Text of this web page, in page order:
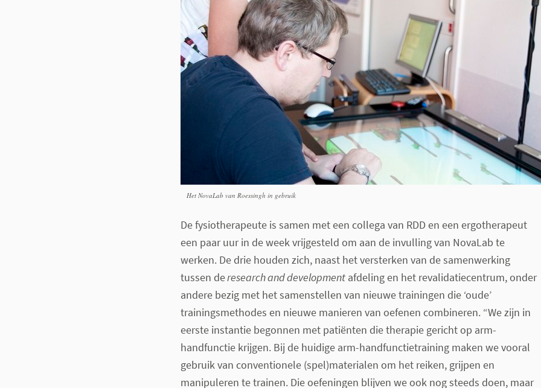
Het NovaLab van Roessingh in gebruik
De fysiotherapeute is samen met een collega van RDD en een ergotherapeut
een paar uur in de week vrijgesteld om aan de invulling van NovaLab te
werken. De drie houden zich, naast het versterken van de samenwerking
tussen deresearch and development afdeling en het revalidatiecentrum, onder
andere bezig met het samenstellen van nieuwe trainingen die ‘oude’
trainingsmethodes en nieuwe manieren van oefenen combineren. “We zijn in
eerste instantie begonnen met patiënten die therapie gericht op arm-
handfunctie krijgen. Bij de huidige arm-handfunctietraining maken we vooral
gebruik van conventionele (spel)materialen om het reiken, grijpen en
manipuleren te trainen. Die oefeningen blijven we ook nog steeds doen, maar